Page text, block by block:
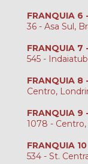
FRANQUIA 6
36 - Asa Sul,
FRANQUIA 7
545 -
FRANQUIA 8
Centro,
FRANQUIA 9
1078 -
FRANQUIA
534 - St.